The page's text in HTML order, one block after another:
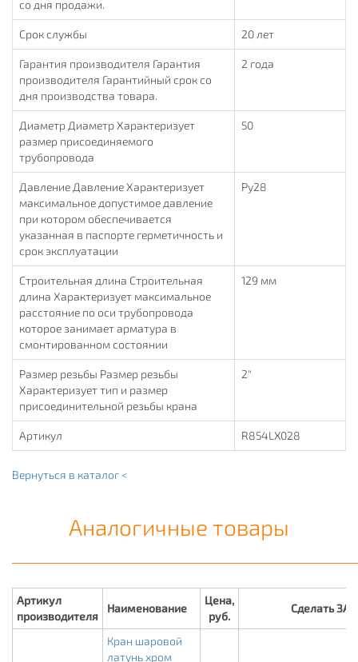
со дня продажи.
Срок службы 20 лет
Гарантия производителя Гарантия
производителя Гарантийный срок со
дня производства товара.
2 года
Диаметр Диаметр Характеризует
размер присоединяемого
трубопровода
50
Давление Давление Характеризует
максимальное допустимое давление
при котором обеспечивается
указанная в паспорте герметичность и
срок эксплуатации
Ру28
Строительная длина Строительная
длина Характеризует максимальное
расстояние по оси трубопровода
которое занимает арматура в
смонтированном состоянии
129 мм
Размер резьбы Размер резьбы
Характеризует тип и размер
присоединительной резьбы крана
2"
Артикул R854LX028
Вернуться в каталог <
Аналогичные товары
Артикул
производителя
Наименование
Цена,
руб.
Сделать
Кран шаровой
латунь хром